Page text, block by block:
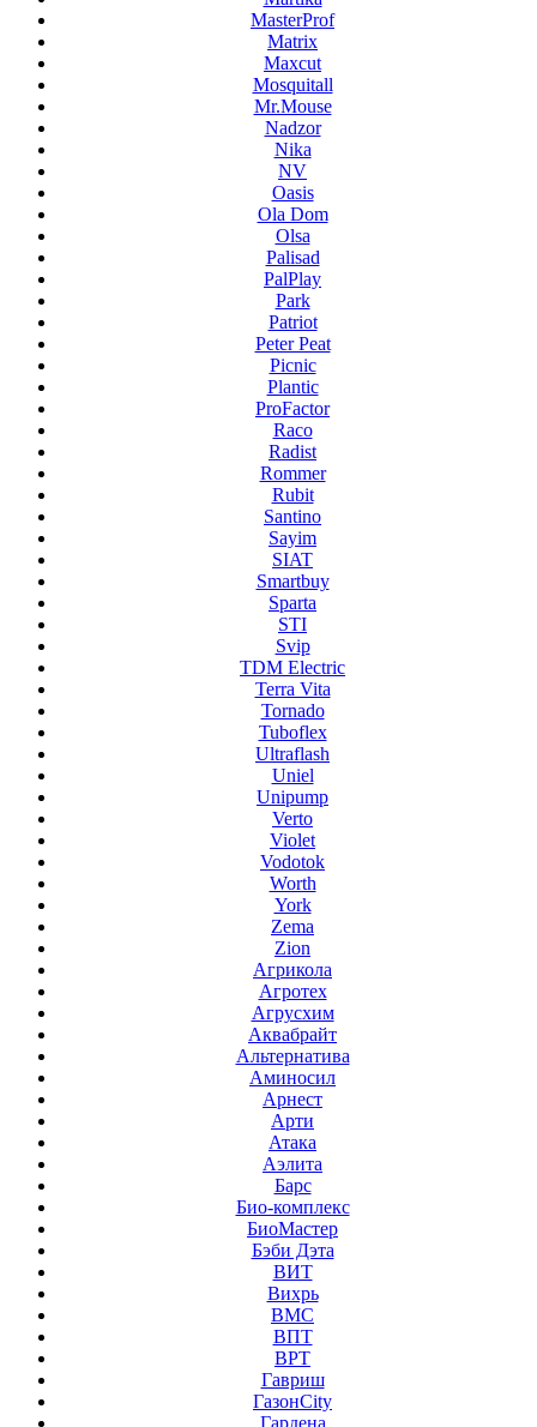
MasterProf
Matrix
Maxcut
Mosquitall
Mr.Mouse
Nadzor
Nika
NV
Oasis
Ola Dom
Olsa
Palisad
PalPlay
Park
Patriot
Peter Peat
Picnic
Plantic
ProFactor
Raco
Radist
Rommer
Rubit
Santino
Sayim
SIAT
Smartbuy
Sparta
STI
Svip
TDM Electric
Terra Vita
Tornado
Tuboflex
Ultraflash
Uniel
Unipump
Verto
Violet
Vodotok
Worth
York
Zema
Zion
Агрикола
Агротех
Агрусхим
Аквабрайт
Альтернатива
Аминосил
Арнест
Арти
Атака
Аэлита
Барс
Био-комплекс
БиоМастер
Бэби Дэта
ВИТ
Вихрь
ВМС
ВПТ
ВРТ
Гавриш
ГазонCity
Гардена